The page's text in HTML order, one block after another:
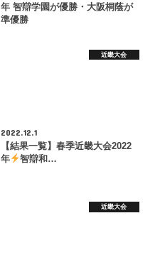
年 智辯学園が優勝・大阪桐蔭が
準優勝
近畿大会
2022.12.1
【結果一覧】春季近畿大会2022
年
智辯和…
近畿大会